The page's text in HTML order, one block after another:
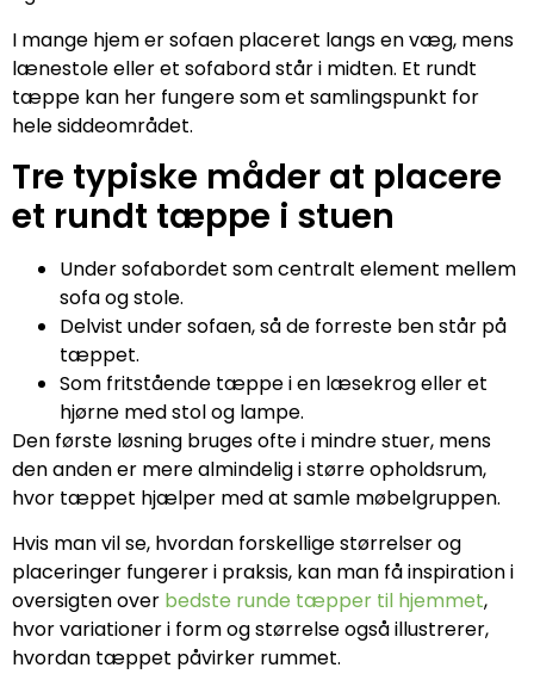
I mange hjem er sofaen placeret langs en væg, mens
lænestole eller et sofabord står i midten. Et rundt
tæppe kan her fungere som et samlingspunkt for
hele siddeområdet.
Tre typiske måder at placere
et rundt tæppe i stuen
Under sofabordet som centralt element mellem
sofa og stole.
Delvist under sofaen, så de forreste ben står på
tæppet.
Som fritstående tæppe i en læsekrog eller et
hjørne med stol og lampe.
Den første løsning bruges ofte i mindre stuer, mens
den anden er mere almindelig i større opholdsrum,
hvor tæppet hjælper med at samle møbelgruppen.
Hvis man vil se, hvordan forskellige størrelser og
placeringer fungerer i praksis, kan man få inspiration i
oversigten over bedste runde tæpper til hjemmet,
hvor variationer i form og størrelse også illustrerer,
hvordan tæppet påvirker rummet.